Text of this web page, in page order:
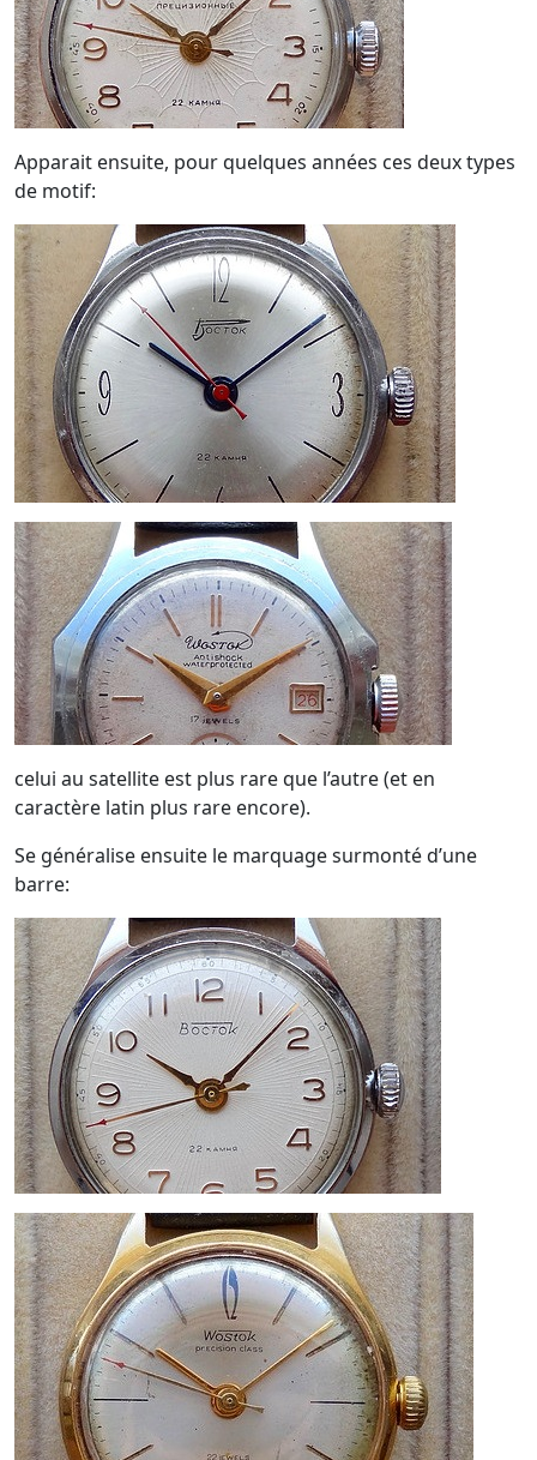
Apparait ensuite, pour quelques années ces deux types
de motif:
celui au satellite est plus rare que l’autre (et en
caractère latin plus rare encore).
Se généralise ensuite le marquage surmonté d’une
barre: